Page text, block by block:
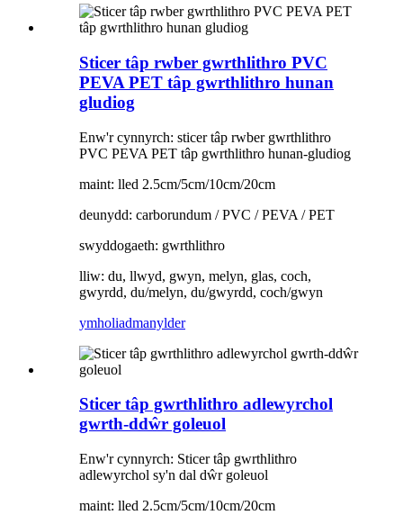
Sticer tâp rwber gwrthlithro PVC
PEVA PET tâp gwrthlithro hunan
gludiog
Enw'r cynnyrch: sticer tâp rwber gwrthlithro
PVC PEVA PET tâp gwrthlithro hunan-gludiog
maint: lled 2.5cm/5cm/10cm/20cm
deunydd: carborundum / PVC / PEVA / PET
swyddogaeth: gwrthlithro
lliw: du, llwyd, gwyn, melyn, glas, coch,
gwyrdd, du/melyn, du/gwyrdd, coch/gwyn
ymholiadmanylder
Sticer tâp gwrthlithro adlewyrchol
gwrth-ddŵr goleuol
Enw'r cynnyrch: Sticer tâp gwrthlithro
adlewyrchol sy'n dal dŵr goleuol
maint: lled 2.5cm/5cm/10cm/20cm